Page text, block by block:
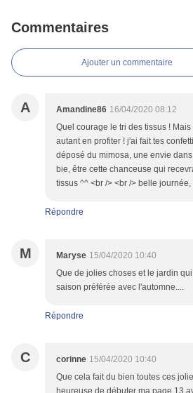
Commentaires
Ajouter un commentaire
A Amandine86 16/04/2020 08:12
Quel courage le tri des tissus !
autant en profiter ! j'ai fait tes
déposé du mimosa, une envie
bie, être cette chanceuse qui
tissus ^^ <br /> <br /> belle journée,
Répondre
M Maryse 15/04/2020 10:40
Que de jolies choses et le jardin
saison préférée avec l'automne....
Répondre
C corinne 15/04/2020 10:40
Que cela fait du bien toutes ces
heureuse de débuter ma page 13